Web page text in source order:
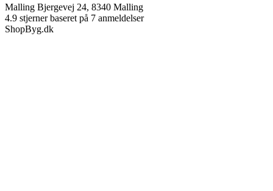
Malling Bjergevej 24, 8340 Malling
4.9 stjerner baseret på 7 anmeldelser
ShopByg.dk